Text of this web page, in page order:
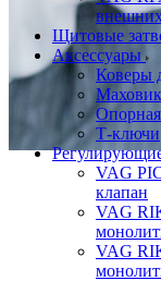
Щитовые
Аксессуары
Коверы
Маховик
Т-ключи
VAG
клапан
VAG
VAG